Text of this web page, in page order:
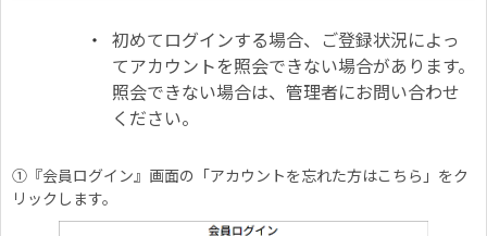
初めてログインする場合、ご登録状況によっ
てアカウントを照会できない場合があります。
照会できない場合は、管理者にお問い合わせ
ください。
①『会員ログイン』画面の「アカウントを忘れた方はこちら」をク
リックします。